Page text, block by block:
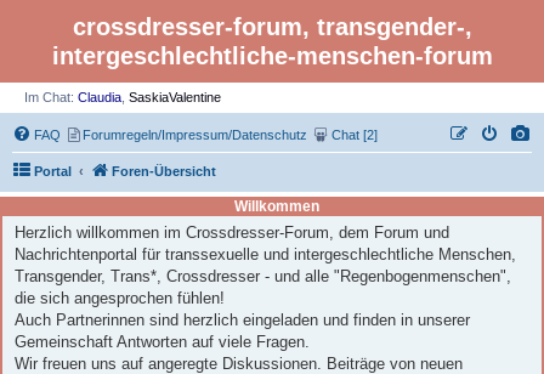
crossdresser-forum, transgender-,
intergeschlechtliche-menschen-forum
Im Chat: Claudia SaskiaValentine
FAQ Forumregeln/Impressum/Datenschutz Chat [2]
Portal Foren-Übersicht
Willkommen
Herzlich willkommen im Crossdresser-Forum, dem Forum und
Nachrichtenportal für transsexuelle und intergeschlechtliche Menschen,
Transgender, Trans*, Crossdresser - und alle "Regenbogenmenschen",
die sich angesprochen fühlen!
Auch Partnerinnen sind herzlich eingeladen und finden in unserer
Gemeinschaft Antworten auf viele Fragen.
Wir freuen uns auf angeregte Diskussionen. Beiträge von neuen